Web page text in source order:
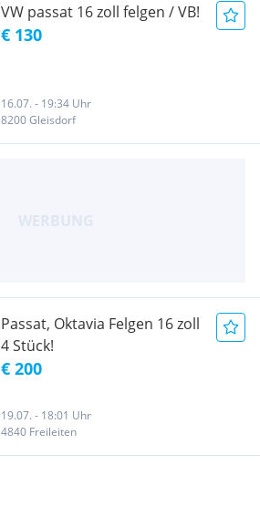
VW passat 16 zoll felgen / VB!
€ 130
16.07. - 19:34 Uhr
8200 Gleisdorf
Passat, Oktavia Felgen 16 zoll
4 Stück!
€ 200
19.07. - 18:01 Uhr
4840 Freileiten